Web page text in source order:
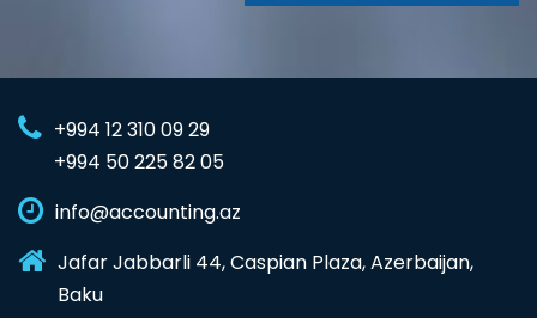
+994 12 310 09 29
+994 50 225 82 05
info@accounting.az
Jafar Jabbarli 44, Caspian Plaza, Azerbaijan,
Baku